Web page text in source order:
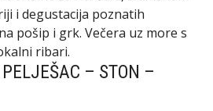
i degustacija poznatih
pošip i grk. Večera uz more s
ribari.
– STON –